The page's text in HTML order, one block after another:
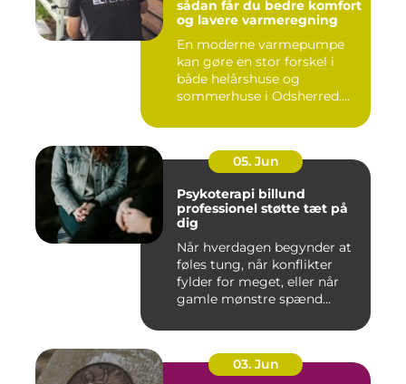
sådan får du bedre komfort
og lavere varmeregning
En moderne varmepumpe
kan gøre en stor forskel i
både helårshuse og
sommerhuse i Odsherred.
05. Jun
Psykoterapi billund
professionel støtte tæt på
dig
Når hverdagen begynder at
føles tung, når konflikter
fylder for meget, eller når
gamle mønstre spænd...
03. Jun